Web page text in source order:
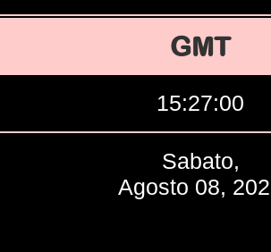
GMT
15:27:01
Sabato,
Agosto 08,